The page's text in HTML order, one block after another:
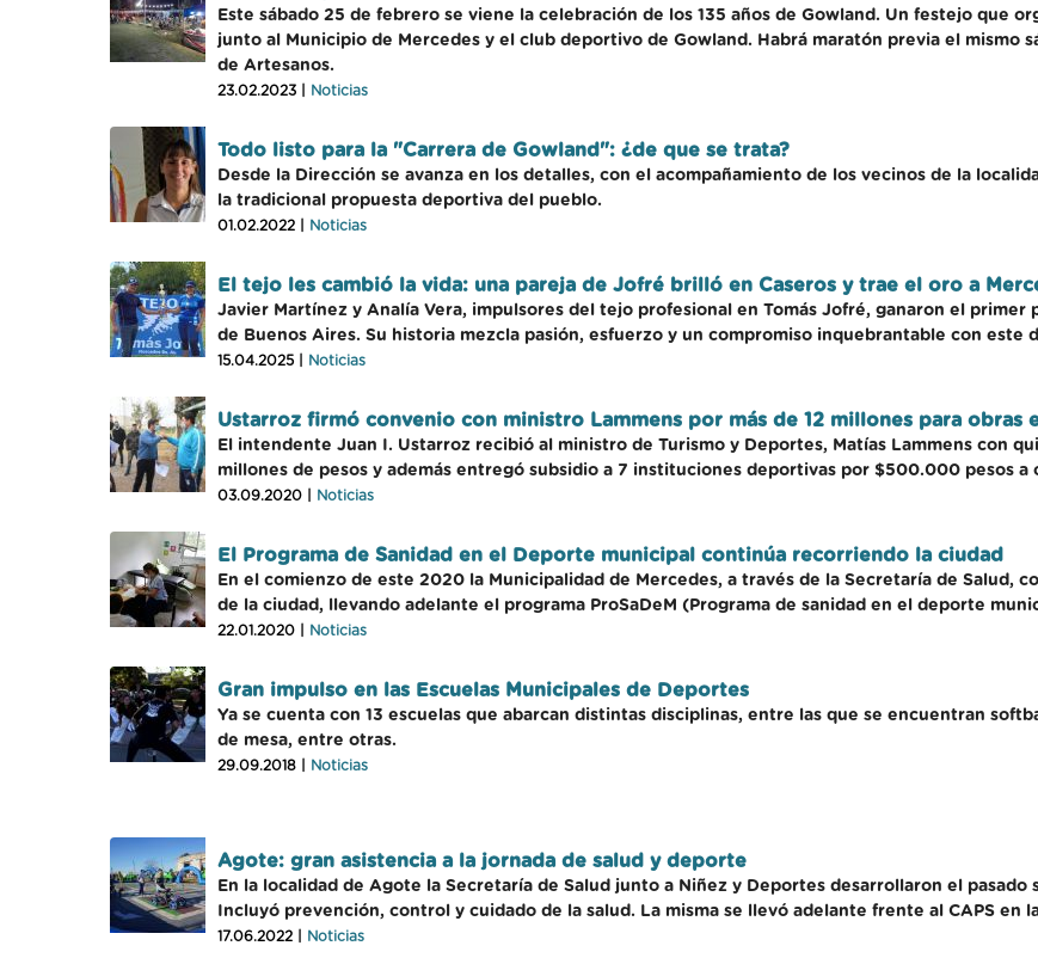
Este sábado 25 de febrero se viene la celebración de los 135 años de Gowland. Un festejo que
junto al Municipio de Mercedes y el club deportivo de Gowland. Habrá maratón previa el mismo
de Artesanos.
23.02.2023 | Noticias
Todo listo para la "Carrera de Gowland": ¿de que se trata?
Desde la Dirección se avanza en los detalles, con el acompañamiento de los vecinos de la
la tradicional propuesta deportiva del pueblo.
01.02.2022 | Noticias
El tejo les cambió la vida: una pareja de Jofré brilló en Caseros y trae el oro a
Javier Martínez y Analía Vera, impulsores del tejo profesional en Tomás Jofré, ganaron el
de Buenos Aires. Su historia mezcla pasión, esfuerzo y un compromiso inquebrantable con este
15.04.2025 | Noticias
Ustarroz firmó convenio con ministro Lammens por más de 12 millones para obras
El intendente Juan I. Ustarroz recibió al ministro de Turismo y Deportes, Matías Lammens con
millones de pesos y además entregó subsidio a 7 instituciones deportivas por $500.000 pesos a
03.09.2020 | Noticias
El Programa de Sanidad en el Deporte municipal continúa recorriendo la ciudad
En el comienzo de este 2020 la Municipalidad de Mercedes, a través de la Secretaría de Salud,
de la ciudad, llevando adelante el programa ProSaDeM (Programa de sanidad en el deporte
22.01.2020 | Noticias
Gran impulso en las Escuelas Municipales de Deportes
Ya se cuenta con 13 escuelas que abarcan distintas disciplinas, entre las que se encuentran
de mesa, entre otras.
29.09.2018 | Noticias
Agote: gran asistencia a la jornada de salud y deporte
En la localidad de Agote la Secretaría de Salud junto a Niñez y Deportes desarrollaron el
Incluyó prevención, control y cuidado de la salud. La misma se llevó adelante frente al CAPS en
17.06.2022 | Noticias